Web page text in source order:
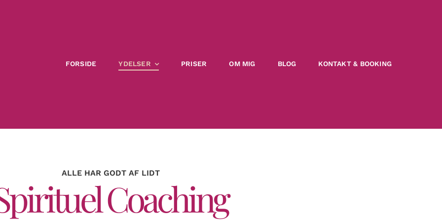
FORSIDE YDELSER PRISER OM MIG BLOG KONTAKT & BOOKING
ALLE HAR GODT AF LIDT
Coaching